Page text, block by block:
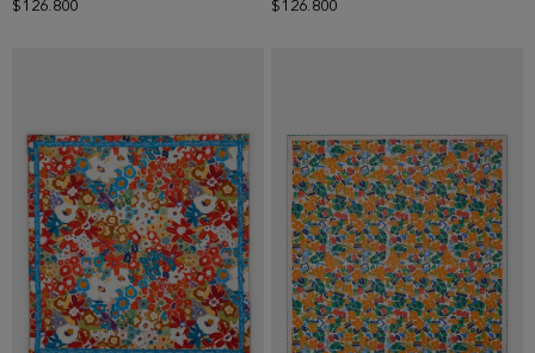
$126.800
$126.800